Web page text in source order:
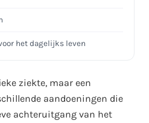
het dagelijks leven
ziekte, maar een
aandoeningen die
achteruitgang van het